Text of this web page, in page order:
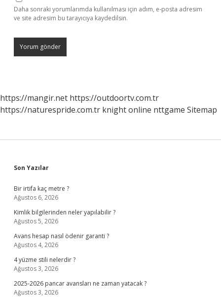
Daha sonraki yorumlarımda kullanılması için adım, e-posta adresim
ve site adresim bu tarayıcıya kaydedilsin.
https://mangir.net https://outdoortv.com.tr
https://naturespride.com.tr knight online nttgame Sitemap
Sidebar
Son Yazılar
Bir irtifa kaç metre ?
Ağustos 6, 2026
Kimlik bilgilerinden neler yapılabilir ?
Ağustos 5, 2026
Avans hesap nasıl ödenir garanti ?
Ağustos 4, 2026
4 yüzme stili nelerdir ?
Ağustos 3, 2026
2025-2026 pancar avansları ne zaman yatacak ?
Ağustos 3, 2026